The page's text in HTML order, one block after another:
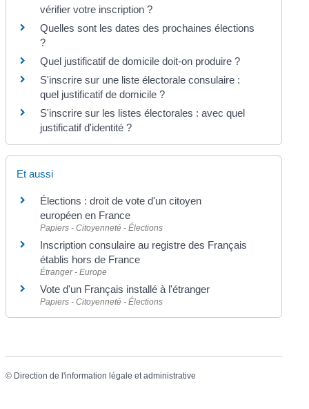
vérifier votre inscription ?
Quelles sont les dates des prochaines élections
?
Quel justificatif de domicile doit-on produire ?
S'inscrire sur une liste électorale consulaire :
quel justificatif de domicile ?
S'inscrire sur les listes électorales : avec quel
justificatif d'identité ?
Et aussi
Élections : droit de vote d'un citoyen
européen en France
Papiers - Citoyenneté - Élections
Inscription consulaire au registre des Français
établis hors de France
Étranger - Europe
Vote d'un Français installé à l'étranger
Papiers - Citoyenneté - Élections
© Direction de l'information légale et administrative